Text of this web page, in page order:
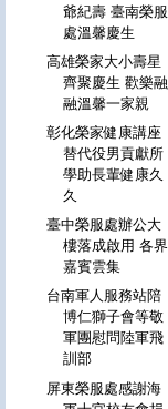
爺紀壽 臺南榮服
處溫馨慶生
高雄榮家大小壽星
齊聚慶生 歡樂融
融溫馨一家親
彰化榮家健康講座
替代役男貢獻所
學助長輩健康久
久
臺中榮服處辦公大
樓落成啟用 各界
嘉賓雲集
台南軍人服務站陪
博仁獅子會等敬
軍團慰問陸軍飛
訓部
屏東榮服處感謝海